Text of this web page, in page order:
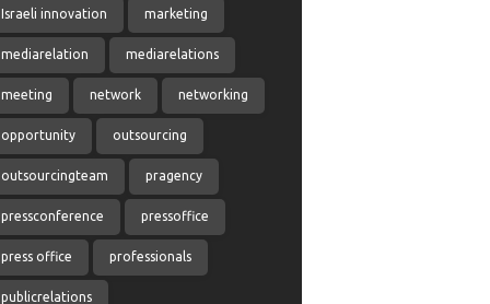
Israeli innovation marketing
mediarelation mediarelations
meeting network networking
opportunity outsourcing
outsourcingteam pragency
pressconference pressoffice
press office professionals
publicrelations